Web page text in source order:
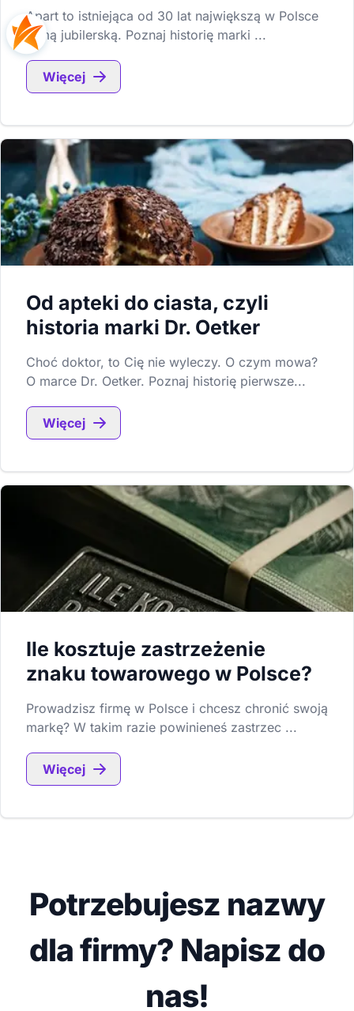
Apart to istniejąca od 30 lat największą w Polsce
firmą jubilerską. Poznaj historię marki ...
Więcej
Od apteki do ciasta, czyli
historia marki Dr. Oetker
Choć doktor, to Cię nie wyleczy. O czym mowa?
O marce Dr. Oetker. Poznaj historię pierwsze...
Więcej
Ile kosztuje zastrzeżenie
znaku towarowego w Polsce?
Prowadzisz firmę w Polsce i chcesz chronić swoją
markę? W takim razie powinieneś zastrzec ...
Więcej
Potrzebujesz nazwy
dla firmy? Napisz do
nas!